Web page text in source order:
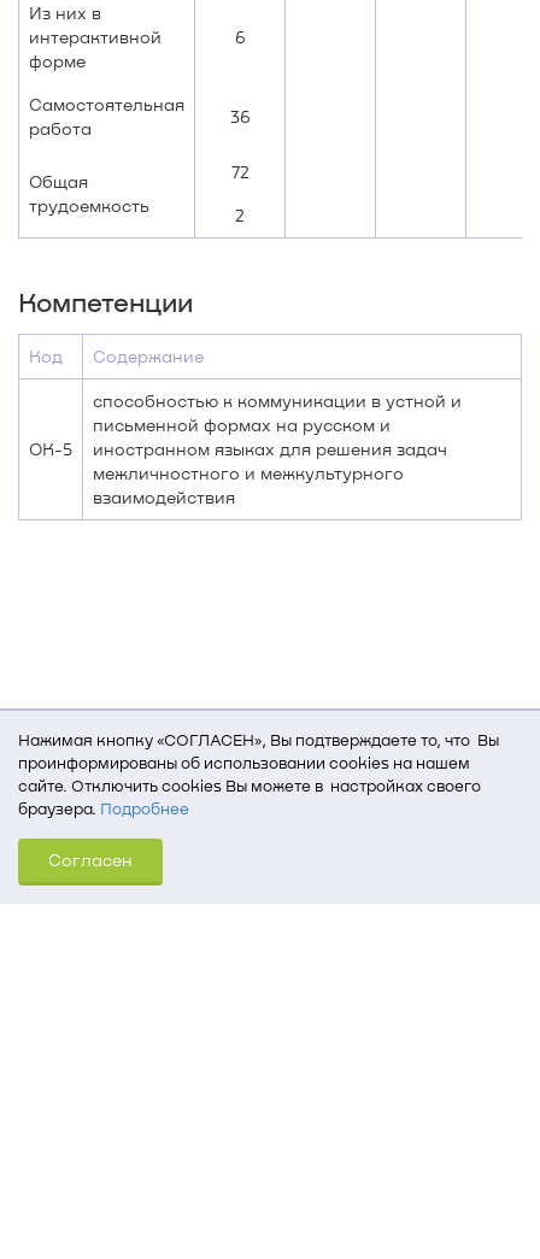
Нажимая кнопку «СОГЛАСЕН», Вы подтверждаете то, что Вы
проинформированы об использовании cookies на нашем
сайте. Отключить cookies Вы можете в настройках своего
браузера. Подробнее
Для того, чтобы мы могли качественно предоставить Вам
услуги, мы используем cookies, которые сохраняются
на Вашем компьютере (Сведения о местоположении; ip-адрес;
Согласен
Из них в
интерактивной
форме
6
Самостоятельная
работа
36
Общая
трудоемкость
72
2
Компетенции
Код Содержание
ОК-5
способностью к коммуникации в устной и
письменной формах на русском и
иностранном языках для решения задач
межличностного и межкультурного
взаимодействия